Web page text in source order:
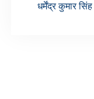
धर्मेंद्र कुमार सिंह